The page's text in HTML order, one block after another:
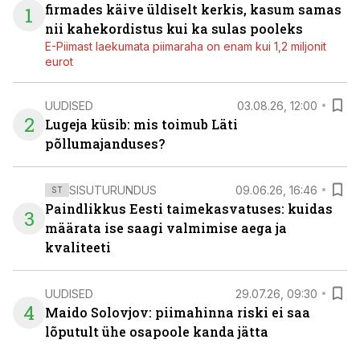
1
firmades käive üldiselt kerkis, kasum samas
nii kahekordistus kui ka sulas pooleks
E-Piimast laekumata piimaraha on enam kui 1,2 miljonit
eurot
2
UUDISED 03.08.26, 12:00
Lugeja küsib: mis toimub Läti
põllumajanduses?
3
ST SISUTURUNDUS 09.06.26, 16:46
Paindlikkus Eesti taimekasvatuses: kuidas
määrata ise saagi valmimise aega ja
kvaliteeti
4
UUDISED 29.07.26, 09:30
Maido Solovjov: piimahinna riski ei saa
lõputult ühe osapoole kanda jätta